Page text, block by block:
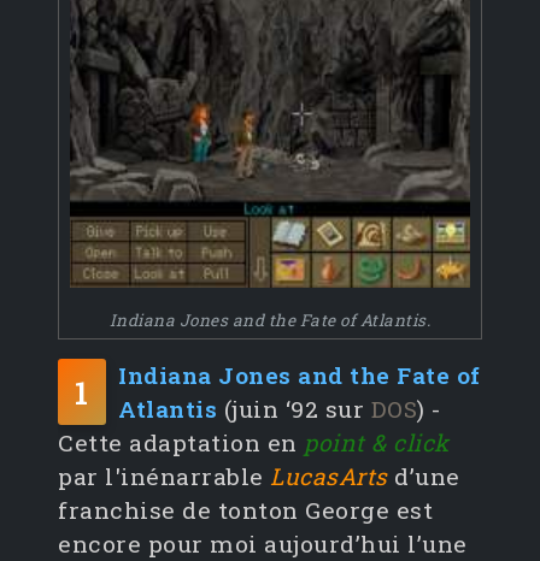
Indiana Jones and the Fate of Atlantis.
1
Indiana Jones and the Fate of
Atlantis (juin ‘92 sur DOS) -
Cette adaptation en point & click
par l'inénarrable LucasArtsd’une
franchise de tonton George est
encore pour moi aujourd’hui l’une